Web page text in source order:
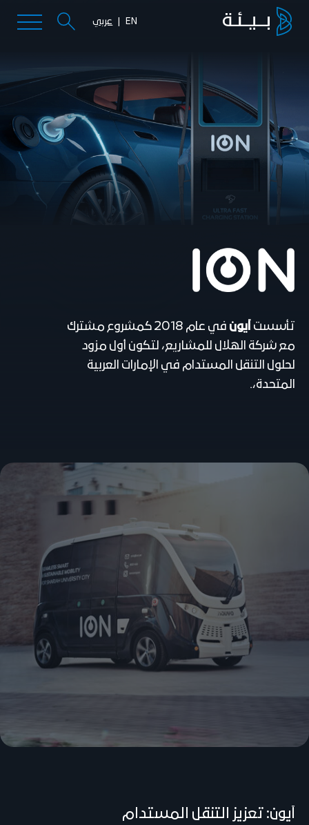
EN عربي
تأسست آيون
في عام 2018 كمشروع مشترك
مع شركة الهلال للمشاريع، لتكون أول مزود
لحلول التنقل المستدام في الإمارات العربية
المتحدة،.
آيون: تعزيز التنقل المستدام